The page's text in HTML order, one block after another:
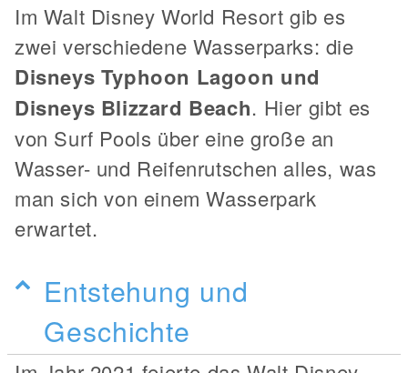
Im Walt Disney World Resort gib es
zwei verschiedene Wasserparks: die
Disneys Typhoon Lagoon und
Disneys Blizzard Beach. Hier gibt es
von Surf Pools über eine große an
Wasser- und Reifenrutschen alles, was
man sich von einem Wasserpark
erwartet.
Entstehung und
Geschichte